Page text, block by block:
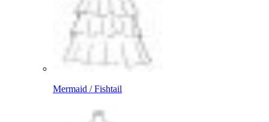
Mermaid / Fishtail